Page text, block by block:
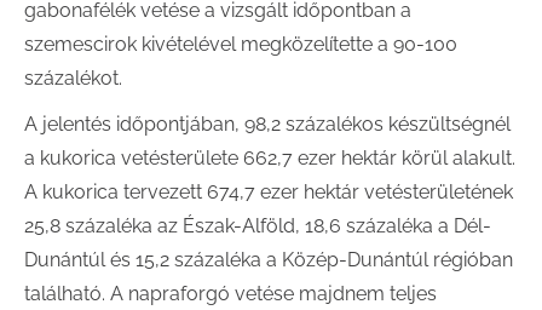
gabonafélék vetése a vizsgált időpontban a
szemescirok kivételével megközelítette a 90-100
százalékot.
A jelentés időpontjában, 98,2 százalékos készültségnél
a kukorica vetésterülete 662,7 ezer hektár körül alakult.
A kukorica tervezett 674,7 ezer hektár vetésterületének
25,8 százaléka az Észak-Alföld, 18,6 százaléka a Dél-
Dunántúl és 15,2 százaléka a Közép-Dunántúl régióban
található. A napraforgó vetése majdnem teljes